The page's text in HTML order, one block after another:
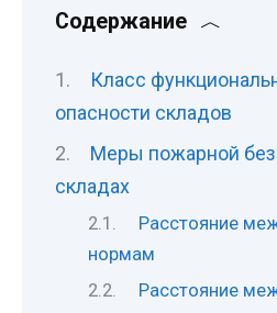
Содержание
Класс
опасности складов
Меры пожарной
складах
Расстояние
нормам
Расстояние